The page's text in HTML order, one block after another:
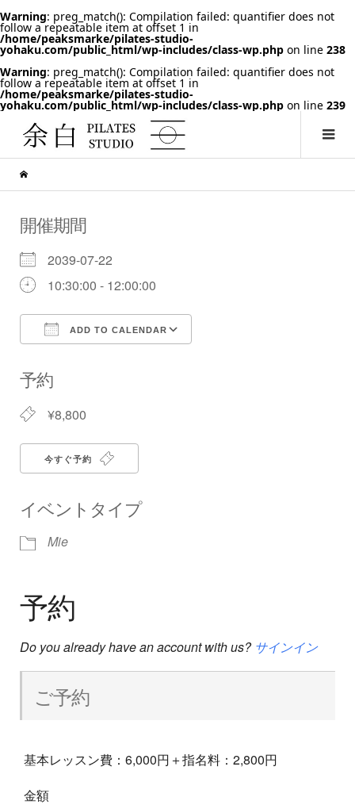
Warning: preg_match(): Compilation failed: quantifier does not
follow a repeatable item at offset 1 in
/home/peaksmarke/pilates-studio-
yohaku.com/public_html/wp-includes/class-wp.php on line 238
Warning: preg_match(): Compilation failed: quantifier does not
follow a repeatable item at offset 1 in
/home/peaksmarke/pilates-studio-
yohaku.com/public_html/wp-includes/class-wp.php on line 239
開催期間
2039-07-22
10:30:00 - 12:00:00
ADD TO CALENDAR
予約
¥8,800
今すぐ予約
イベントタイプ
Mie
予約
Do you already have an account with us? サインイン
ご予約
基本レッスン費：6,000円＋指名料：2,800円
金額